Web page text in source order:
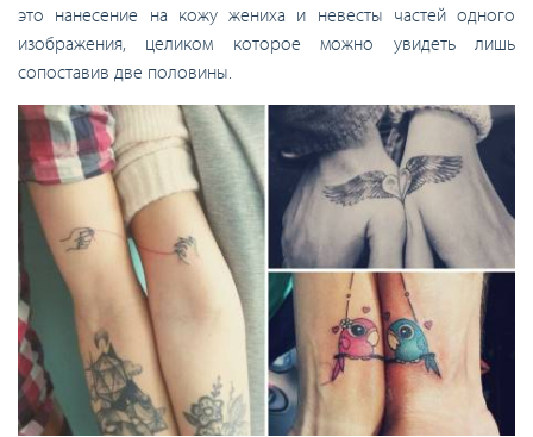
это нанесение на кожу жениха и невесты частей одного
изображения, целиком которое можно увидеть лишь
сопоставив две половины.